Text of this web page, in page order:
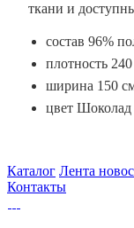
ткани и
состав 96%
плотность
ширина 150
цвет Шоколад
Каталог Лента
Контакты